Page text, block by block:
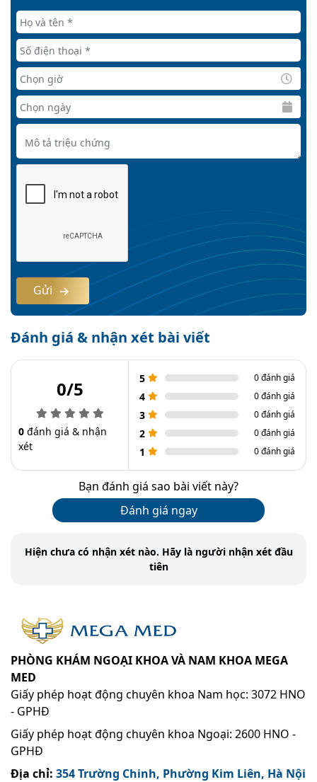
Gửi
Đánh giá & nhận xét bài viết
0/5
0 đánh giá & nhận
xét
5 0 đánh giá
4 0 đánh giá
3 0 đánh giá
2 0 đánh giá
1 0 đánh giá
Bạn đánh giá sao bài viết này?
Đánh giá ngay
Hiện chưa có nhận xét nào. Hãy là người nhận xét đầu
tiên
PHÒNG KHÁM NGOẠI KHOA VÀ NAM KHOA MEGA
MED
Giấy phép hoạt động chuyên khoa Nam học: 3072 HNO
- GPHĐ
Giấy phép hoạt động chuyên khoa Ngoại: 2600 HNO -
GPHĐ
Địa chỉ: 354 Trường Chinh, Phường Kim Liên, Hà Nội